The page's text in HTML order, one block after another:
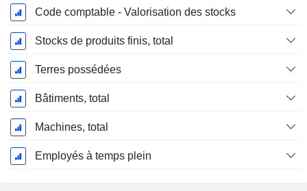
Code comptable - Valorisation des stocks
Stocks de produits finis, total
Terres possédées
Bâtiments, total
Machines, total
Employés à temps plein